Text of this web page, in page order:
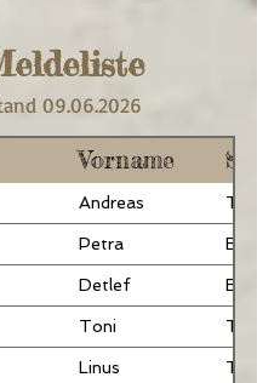
09.06.2026
Vorname
Andreas TRB
Petra BHR
Detlef BHR
Toni TRB
Linus TRB